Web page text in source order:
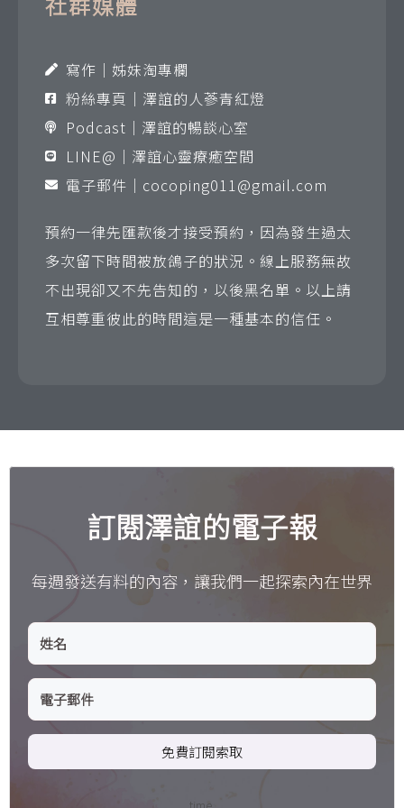
寫作｜姊妹淘專欄
粉絲專頁｜澤誼的人蔘青紅燈
Podcast｜澤誼的暢談心室
LINE@｜澤誼心靈療癒空間
電子郵件｜ cocoping011@gmail.com
預約一律先匯款後才接受預約，因為發生過太
多次留下時間被放鴿子的狀況。線上服務無故
不出現卻又不先告知的，以後黑名單。以上請
互相尊重彼此的時間這是一種基本的信任。
訂閱澤誼的電子報
每週發送有料的內容，讓我們一起探索內在世界
免費訂閱索取